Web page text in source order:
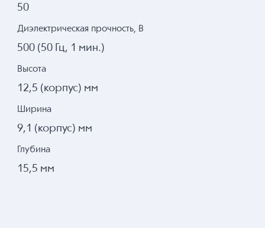
50
Диэлектрическая прочность, В
500 (50 Гц, 1 мин.)
Высота
12,5 (корпус) мм
Ширина
9,1 (корпус) мм
Глубина
15,5 мм